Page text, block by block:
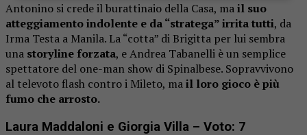
Antonino si crede il burattinaio della Casa, mail suo
atteggiamento indolente e da “stratega” irrita tutti, da
Irma Testa a Manila. La “cotta” di Brigitta per lui sembra
una storyline forzata, e Andrea Tabanelli è un semplice
spettatore del one-man show di Spinalbese. Sopravvivono
al televoto flash contro i Mileto, mail loro gioco è più
fumo che arrosto.
Laura Maddaloni e Giorgia Villa – Voto: 7